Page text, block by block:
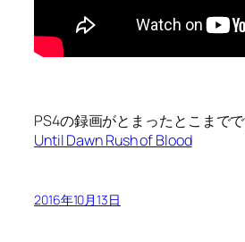
PS4の録画がとまったとこまでで
Until Dawn Rush of Blood
2016年10月13日